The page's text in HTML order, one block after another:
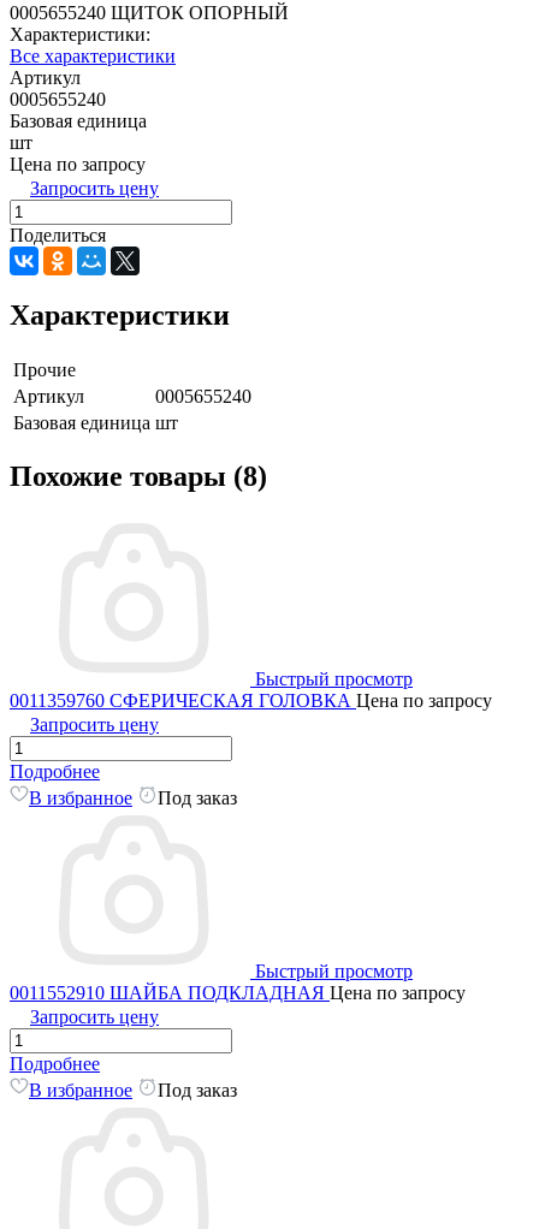
0005655240 ЩИТОК ОПОРНЫЙ
Характеристики:
Все характеристики
Артикул
0005655240
Базовая единица
шт
Цена по запросу
Запросить цену
Поделиться
Характеристики
Прочие
Артикул
0005655240
Базовая единица шт
Похожие товары (8)
Быстрый просмотр
0011359760 СФЕРИЧЕСКАЯ ГОЛОВКА Цена по запросу
Запросить цену
Подробнее
В избранное
Под заказ
Быстрый просмотр
0011552910 ШАЙБА ПОДКЛАДНАЯ Цена по запросу
Запросить цену
Подробнее
В избранное
Под заказ